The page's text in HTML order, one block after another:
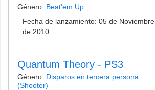
Género: Beat'em Up
Fecha de lanzamiento: 05 de Noviembre
de 2010
Quantum Theory - PS3
Género: Disparos en tercera persona
(Shooter)